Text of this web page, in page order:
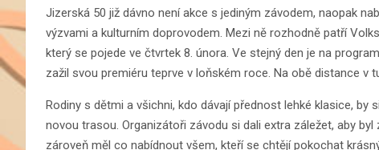
Jizerská 50 již dávno není akce s jediným závodem, naopak
výzvami a kulturním doprovodem. Mezi ně rozhodně patří
který se pojede ve čtvrtek 8. února. Ve stejný den je na
zažil svou premiéru teprve v loňském roce. Na obě distance v
Rodiny s dětmi a všichni, kdo dávají přednost lehké klasice,
novou trasou. Organizátoři závodu si dali extra záležet, aby
zároveň měl co nabídnout všem, kteří se chtějí pokochat